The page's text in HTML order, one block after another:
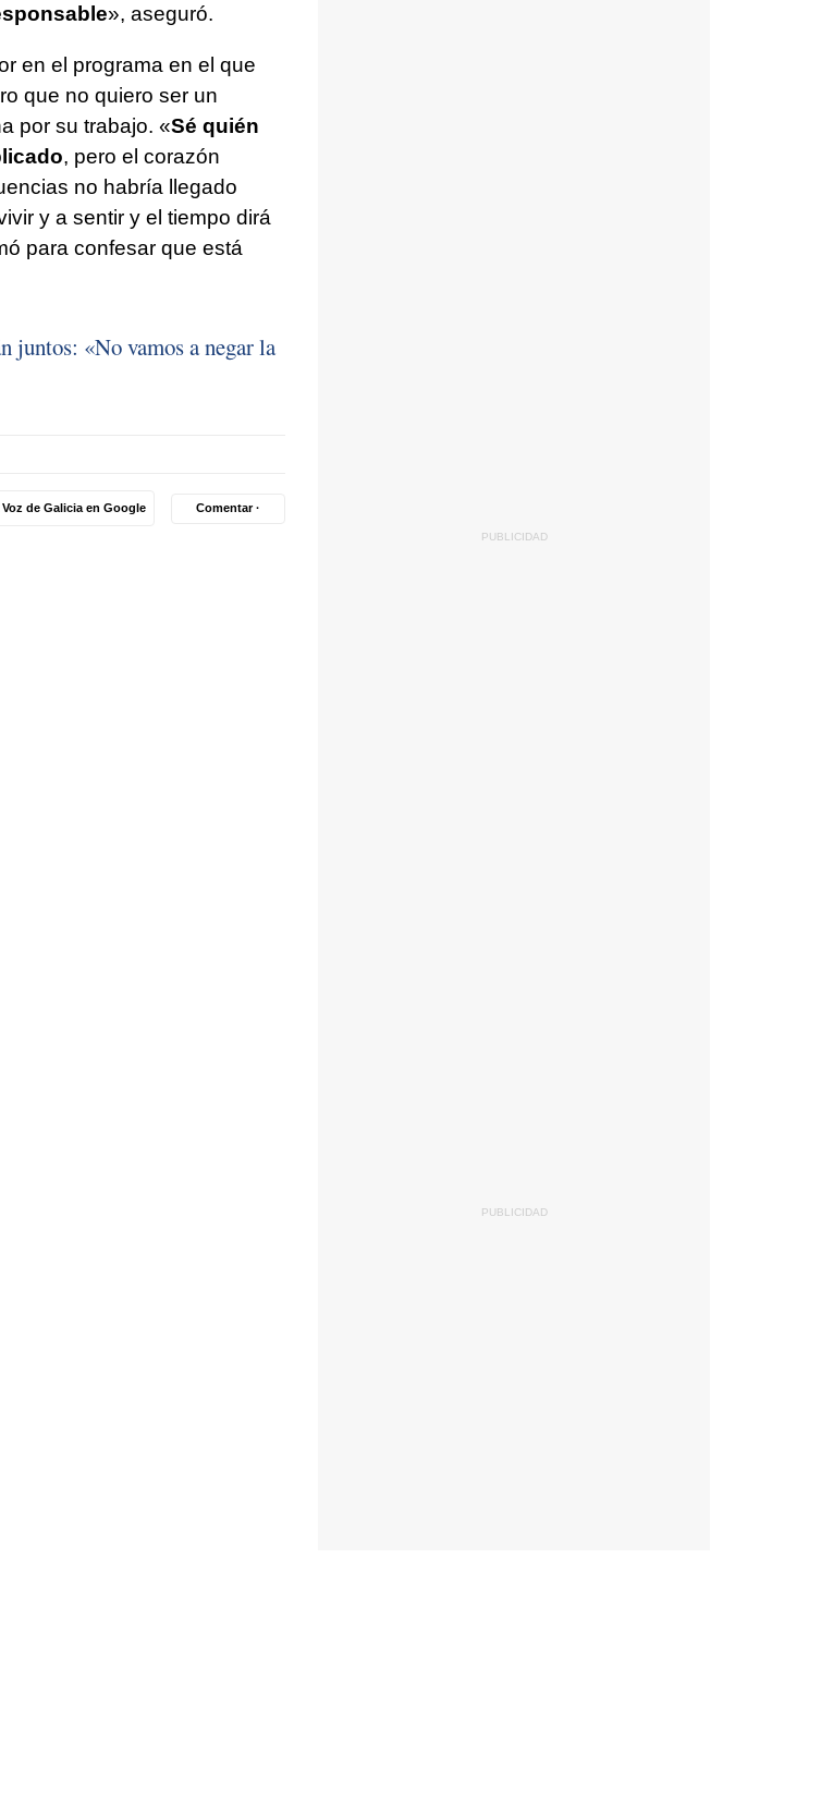
», aseguró.
en el programa en el que
que no quiero ser un
por su trabajo. «Sé quién
, pero el corazón
no habría llegado
y a sentir y el tiempo dirá
para confesar que está
«No vamos a negar la
de Galicia en Google Comentar ·